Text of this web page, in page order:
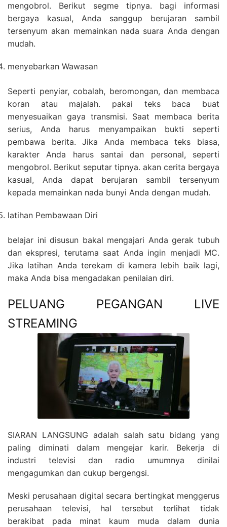
mengobrol. Berikut segme tipnya. bagi informasi
bergaya kasual, Anda sanggup berujaran sambil
tersenyum akan memainkan nada suara Anda dengan
mudah.
menyebarkan Wawasan
Seperti penyiar, cobalah, beromongan, dan membaca
koran atau majalah. pakai teks baca buat
menyesuaikan gaya transmisi. Saat membaca berita
serius, Anda harus menyampaikan bukti seperti
pembawa berita. Jika Anda membaca teks biasa,
karakter Anda harus santai dan personal, seperti
mengobrol. Berikut seputar tipnya. akan cerita bergaya
kasual, Anda dapat berujaran sambil tersenyum
kepada memainkan nada bunyi Anda dengan mudah.
latihan Pembawaan Diri
belajar ini disusun bakal mengajari Anda gerak tubuh
dan ekspresi, terutama saat Anda ingin menjadi MC.
Jika latihan Anda terekam di kamera lebih baik lagi,
maka Anda bisa mengadakan penilaian diri.
PELUANG PEGANGAN LIVE
STREAMING
SIARAN LANGSUNG adalah salah satu bidang yang
paling diminati dalam mengejar karir. Bekerja di
industri televisi dan radio umumnya dinilai
mengagumkan dan cukup bergengsi.
Meski perusahaan digital secara bertingkat menggerus
perusahaan televisi, hal tersebut terlihat tidak
berakibat pada minat kaum muda dalam dunia